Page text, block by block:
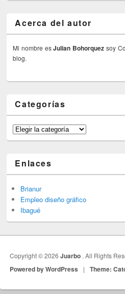
Acerca del autor
Mi nombre esJulian Bohorquez soy
blog.
Categorías
Categorías
Enlaces
Brianur
Empleo diseño gráfico
Ibagué
Copyright © 2026Juarbo . All Rights
Powered by WordPress | Theme: